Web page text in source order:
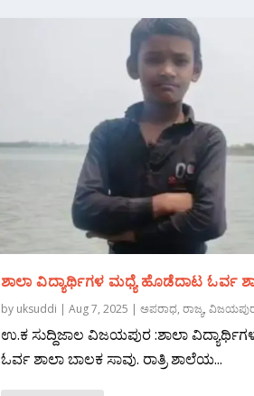
ಶಾಲಾ ವಿದ್ಯಾರ್ಥಿಗಳ ಮಧ್ಯೆ ಹೊಡೆದಾಟ ಓರ್ವ
by uksuddi | Aug 7, 2025 | ಅಪರಾಧ, ರಾಜ್ಯ,
ಉ.ಕ ಸುದ್ದಿಜಾಲ ವಿಜಯಪುರ :ಶಾಲಾ
ಓರ್ವ ಶಾಲಾ ಬಾಲಕ ಸಾವು. ರಾತ್ರಿ ಶಾಲೆಯ...